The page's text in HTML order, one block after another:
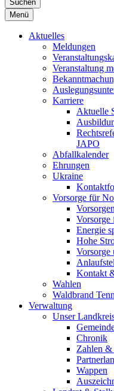
Suchen
Menü
Aktuelles
Meldungen
Veranstaltung
Karriere
Aktuelle
JAPO
Abfallkalender
Ehrungen
Ukraine
Vorsorge für
Vorsorge
Energie
Hohe
Vorsorge
Kontakt
Wahlen
Waldbrand
Verwaltung
Unser
Chronik
Zahlen &
Wappen